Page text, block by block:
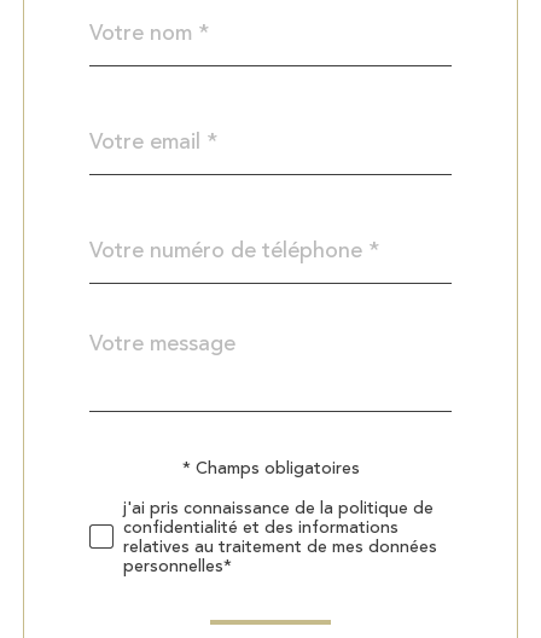
par
*
*
*
Fieldset
défaut
Message
*
Validation* Champs obligatoires
j'ai pris connaissance de la politique de
confidentialité et des informations
relatives au traitement de mes données
personnelles*